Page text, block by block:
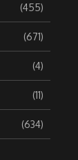
(455)
(671)
(4)
(11)
(634)